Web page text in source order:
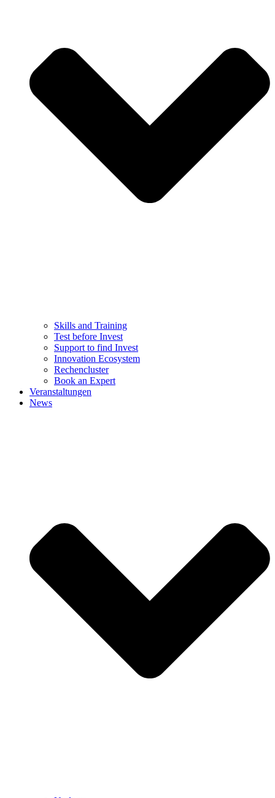
Skills and Training
Test before Invest
Support to find Invest
Innovation Ecosystem
Rechencluster​
Book an Expert
Veranstaltungen
News